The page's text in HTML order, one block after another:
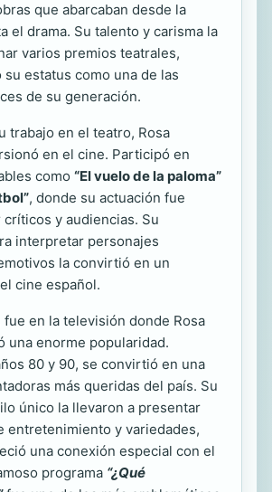
que abarcaban desde la
el drama. Su talento y carisma la
varios premios teatrales,
estatus como una de las
de su generación.
trabajo en el teatro, Rosa
en el cine. Participó en
como “El vuelo de la paloma”
, donde su actuación fue
críticos y audiencias. Su
interpretar personajes
la convirtió en un
cine español.
fue en la televisión donde Rosa
una enorme popularidad.
80 y 90, se convirtió en una
más queridas del país. Su
único la llevaron a presentar
entretenimiento y variedades,
una conexión especial con el
programa “¿Qué